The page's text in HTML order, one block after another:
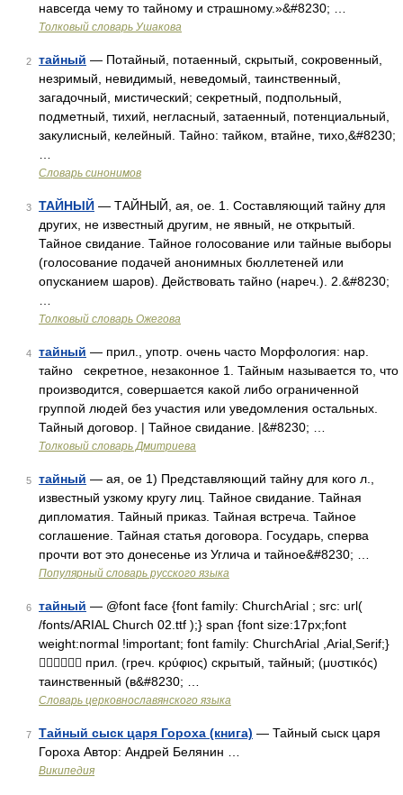
навсегда чему то тайному и страшному.»&#8230; …
Толковый словарь Ушакова
2 тайный — Потайный, потаенный, скрытый, сокровенный,
незримый, невидимый, неведомый, таинственный,
загадочный, мистический; секретный, подпольный,
подметный, тихий, негласный, затаенный, потенциальный,
закулисный, келейный. Тайно: тайком, втайне, тихо,&#8230;
Словарь синонимов
3 ТАЙНЫЙ — ТАЙНЫЙ, ая, ое. 1. Составляющий тайну для
других, не известный другим, не явный, не открытый.
Тайное свидание. Тайное голосование или тайные выборы
(голосование подачей анонимных бюллетеней или
опусканием шаров). Действовать тайно (нареч.). 2.&#8230;
Толковый словарь Ожегова
4 тайный — прил., употр. очень часто Морфология: нар.
тайно секретное, незаконное 1. Тайным называется то, что
производится, совершается какой либо ограниченной
группой людей без участия или уведомления остальных.
Тайный договор. | Тайное свидание. |&#8230; …
Толковый словарь Дмитриева
5 тайный — ая, ое 1) Представляющий тайну для кого л.,
известный узкому кругу лиц. Тайное свидание. Тайная
дипломатия. Тайный приказ. Тайная встреча. Тайное
соглашение. Тайная статья договора. Государь, сперва
прочти вот это донесенье из Углича и тайное&#8230; …
Популярный словарь русского языка
6 тайный — @font face {font family: ChurchArial ; src: url(
/fonts/ARIAL Church 02.ttf );} span {font size:17px;font
weight:normal !important; font family: ChurchArial ,Arial,Serif;}
 прил. (греч. κρύφιος) скрытый, тайный; (μυστικός)
таинственный (в&#8230; …
Словарь церковнославянского языка
7 Тайный сыск царя Гороха (книга) — Тайный сыск царя
Гороха Автор: Андрей Белянин …
Википедия